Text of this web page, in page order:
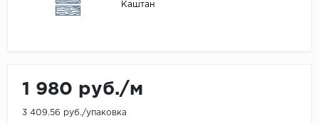
Каштан
1 980 руб./м
3 409.56 руб./упаковка